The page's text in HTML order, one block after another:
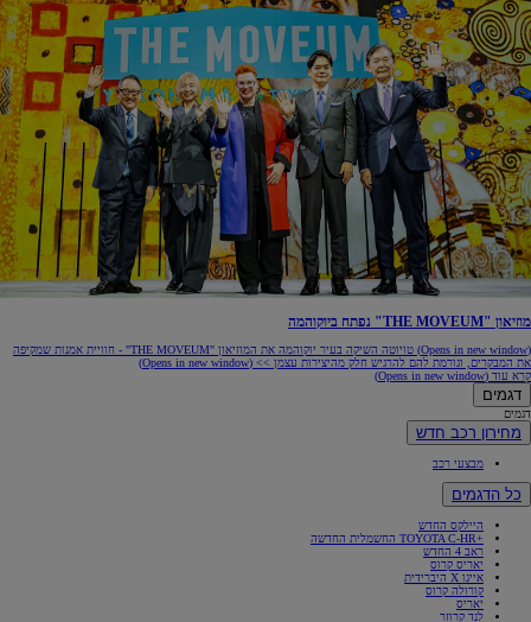
מוזיאון "THE MOVEUM" נפתח ביוקוהמה
(Opens in new window)
טויוטה השיקה בעיר יוקוהמה את המוזיאון "THE MOVEUM" - חוויית אמנות שמקיפה
את המבקרים, וגורמת להם להרגיש חלק מהיצירות עצמן >> (Opens in new window)
קרא עוד (Opens in new window)
דגמים
דגמים
מחירון רכב חדש
מבצעי רכב
כל הדגמים
היילקס החדש
+TOYOTA C-HR החשמלית החדשה
ראב 4 החדש
יאריס קרוס
אייגו X היברידית
קורולה קרוס
יאריס
לנד קרוזר